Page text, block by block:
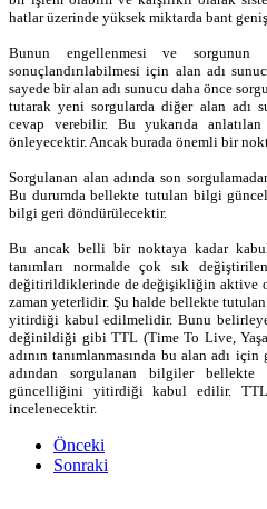
hatlar üzerinde yüksek miktarda bant
Bunun engellenmesi ve
sonuçlandırılabilmesi için alan adı
sayede bir alan adı sunucu daha önce
tutarak yeni sorgularda diğer alan adı
cevap verebilir. Bu yukarıda
önleyecektir. Ancak burada önemli bir
Sorgulanan alan adında son
Bu durumda bellekte tutulan bilgi
bilgi geri döndürülecektir.
Bu ancak belli bir noktaya kadar
tanımları normalde çok sık
değitirildiklerinde de değişikliğin aktive
zaman yeterlidir. Şu halde bellekte
yitirdiği kabul edilmelidir. Bunu
değinildiği gibi TTL (Time To Live,
adının tanımlanmasında bu alan adı
adından sorgulanan bilgiler
güncelliğini yitirdiği kabul edilir.
incelenecektir.
Önceki
Sonraki